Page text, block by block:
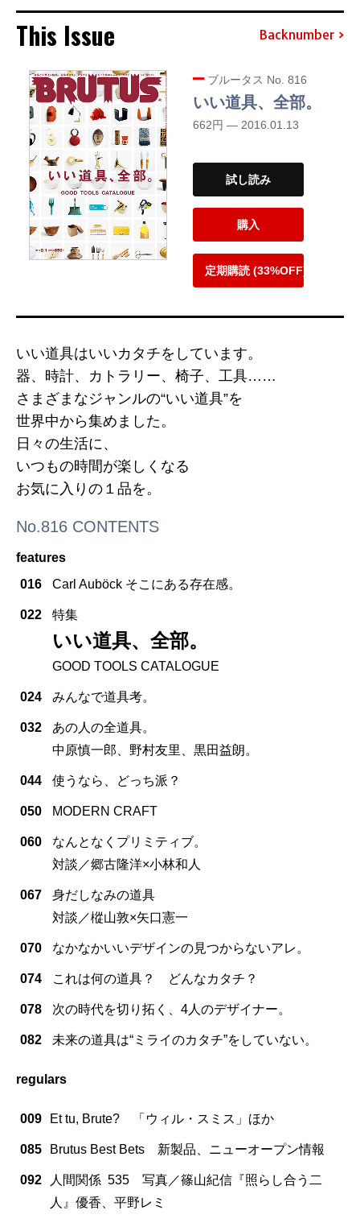
This Issue Backnumber
ブルータス No. 816
いい道具、全部。
662円 — 2016.01.13
試し読み
購入
定期購読 (33%OFF)
いい道具はいいカタチをしています。
器、時計、カトラリー、椅子、工具……
さまざまなジャンルの“いい道具”を
世界中から集めました。
日々の生活に、
いつもの時間が楽しくなる
お気に入りの１品を。
No.816 CONTENTS
features
016
Carl Auböck そこにある存在感。
022 特集
いい道具、全部。
GOOD TOOLS CATALOGUE
024 みんなで道具考。
032
あの人の全道具。
中原慎一郎、野村友里、黒田益朗。
044 使うなら、どっち派？
050 MODERN CRAFT
060
なんとなくプリミティブ。
対談／郷古隆洋×小林和人
067
身だしなみの道具
対談／樅山敦×矢口憲一
070 なかなかいいデザインの見つからないアレ。
074 これは何の道具？ どんなカタチ？
078 次の時代を切り拓く、4人のデザイナー。
082 未来の道具は“ミライのカタチ”をしていない。
regulars
009 Et tu, Brute? 「ウィル・スミス」ほか
085 Brutus Best Bets 新製品、ニューオープン情報
092
人間関係 535 写真／篠山紀信『照らし合う二
人』優香、平野レミ